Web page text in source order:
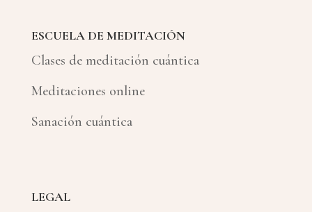
ESCUELA DE MEDITACIÓN
Clases de meditación cuántica
Meditaciones online
Sanación cuántica
LEGAL